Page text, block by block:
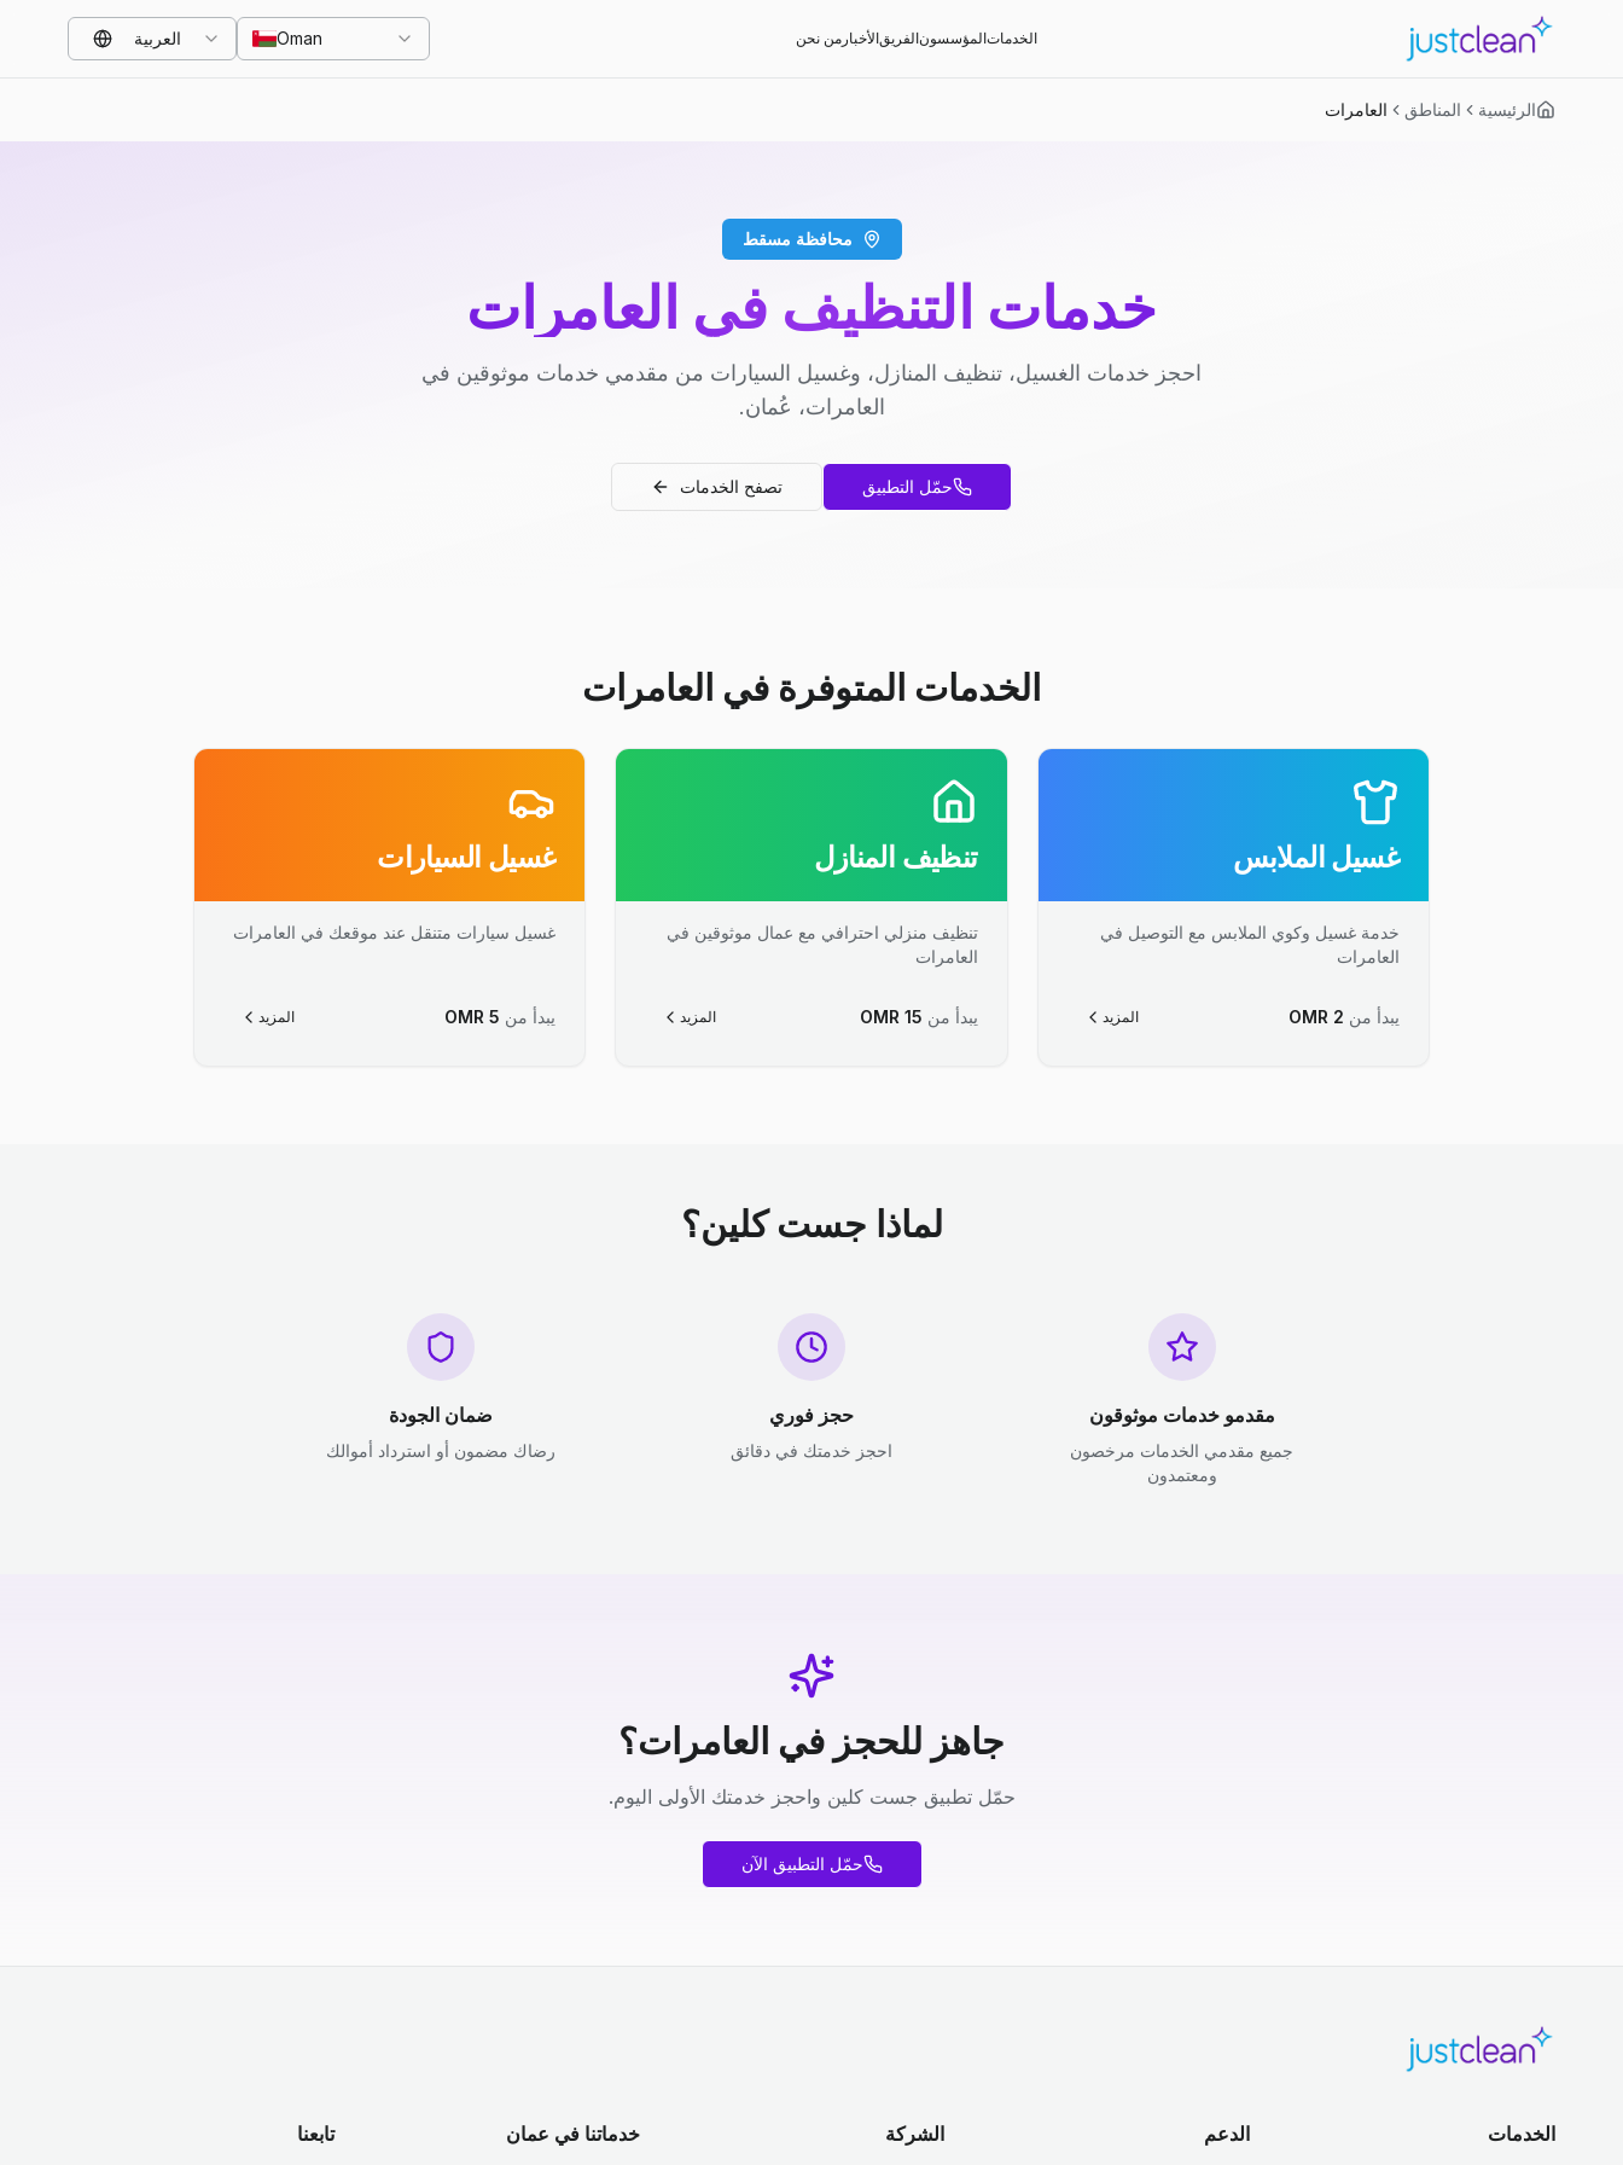
الخدماتالمؤسسونالفريقالأخبار من نحن Oman العربية
الرئيسية المناطق العامرات
محافظة مسقط
خدمات التنظيف في العامرات
احجز خدمات الغسيل، تنظيف المنازل، وغسيل السيارات من مقدمي خدمات موثوقين في
العامرات، عُمان.
حمّل التطبيق تصفح الخدمات
الخدمات المتوفرة في العامرات
غسيل الملابس
خدمة غسيل وكوي الملابس مع التوصيل في
العامرات
يبدأ من OMR 2 المزيد
تنظيف المنازل
تنظيف منزلي احترافي مع عمال موثوقين في
العامرات
يبدأ من OMR 15 المزيد
غسيل السيارات
غسيل سيارات متنقل عند موقعك في العامرات
يبدأ من OMR 5 المزيد
لماذا جست كلين؟
مقدمو خدمات موثوقون
جميع مقدمي الخدمات مرخصون
ومعتمدون
حجز فوري
احجز خدمتك في دقائق
ضمان الجودة
رضاك مضمون أو استرداد أموالك
جاهز للحجز في العامرات؟
حمّل تطبيق جست كلين واحجز خدمتك الأولى اليوم.
حمّل التطبيق الآن
الخدمات الدعم الشركة خدماتنا في عمان تابعنا